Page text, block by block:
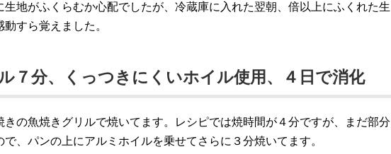
生地がふくらむか心配でしたが、冷蔵庫に入れた翌朝、倍以上にふくれた生
すら覚えました。
７分、くっつきにくいホイル使用、４日で消化
きの魚焼きグリルで焼いてます。レシピでは焼時間が４分ですが、まだ部分
で、パンの上にアルミホイルを乗せてさらに３分焼いてます。